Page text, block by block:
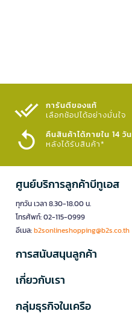
การันตีของแท้
เลือกช้อปได้อย่างมั่นใจ​
คืนสินค้าได้ภายใน 14 วัน
หลังได้รับสินค้า*
ศูนย์บริการลูกค้าบีทูเอส
ทุกวัน เวลา 8.30-18.00 น.
โทรศัพท์: 02-115-0999
อีเมล:b2sonlineshopping@b2s.co.th
การสนับสนุนลูกค้า
เกี่ยวกับเรา
กลุ่มธุรกิจในเครือ